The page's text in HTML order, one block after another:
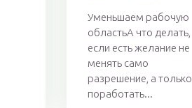
Уменьшаем рабочую
областьА что делать,
если есть желание не
менять само
разрешение, а только
поработать...